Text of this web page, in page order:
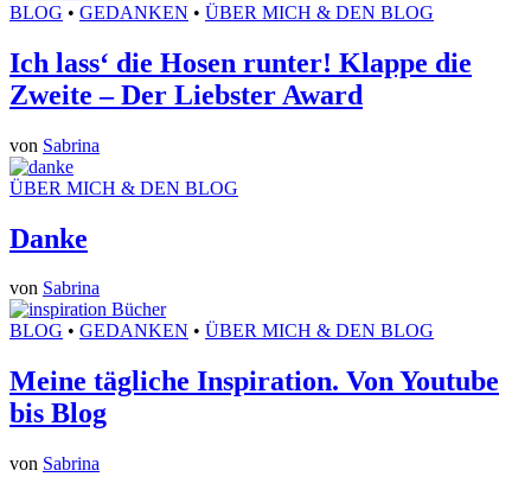
BLOG • GEDANKEN • ÜBER MICH & DEN BLOG
Ich lass‘ die Hosen runter! Klappe die
Zweite – Der Liebster Award
von Sabrina
ÜBER MICH & DEN BLOG
Danke
von Sabrina
BLOG • GEDANKEN • ÜBER MICH & DEN BLOG
Meine tägliche Inspiration. Von Youtube
bis Blog
von Sabrina